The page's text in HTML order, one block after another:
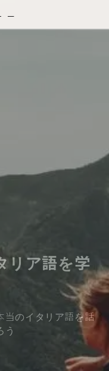
リア語を学
当のイタリア語を話
う